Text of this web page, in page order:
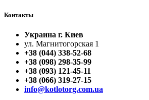
Контакты
Украина г. Киев
ул. Магнитогорская 1
+38 (044) 338-52-68
+38 (098) 298-35-99
+38 (093) 121-45-11
+38 (066) 319-27-15
info@kotlotorg.com.ua